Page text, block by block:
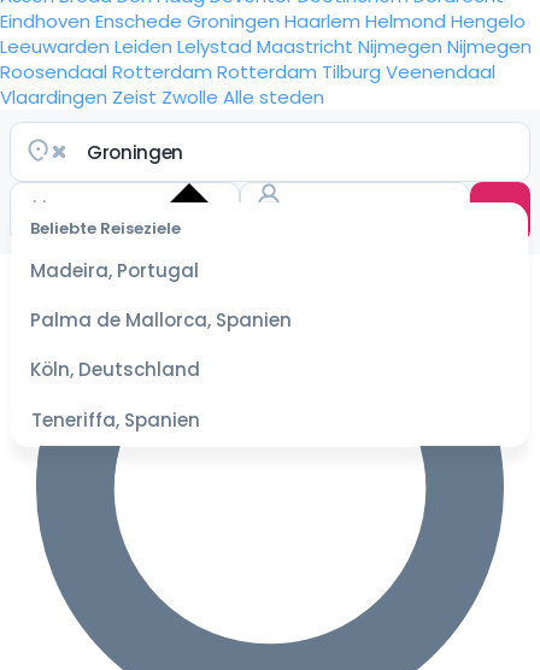
Eindhoven Enschede Groningen Haarlem Helmond Hengelo
Leeuwarden Leiden Lelystad Maastricht Nijmegen Nijmegen
Roosendaal Rotterdam Rotterdam Tilburg Veenendaal
Vlaardingen Zeist Zwolle Alle steden
Beliebte Reiseziele
Madeira, Portugal
Palma de Mallorca, Spanien
Köln, Deutschland
Teneriffa, Spanien
Wähle
Datum
für die
besten
Preise